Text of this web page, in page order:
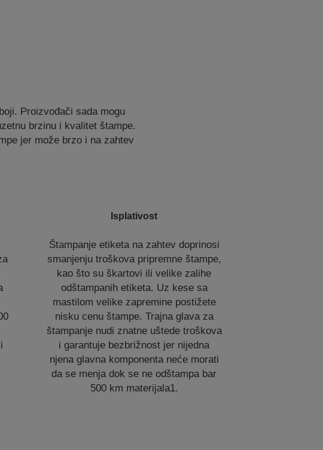
Proizvođači sada mogu
brzinu i kvalitet štampe.
jer može brzo i na zahtev
Isplativost
Štampanje etiketa na zahtev doprinosi
smanjenju troškova pripremne štampe,
kao što su škartovi ili velike zalihe
odštampanih etiketa. Uz kese sa
mastilom velike zapremine postižete
nisku cenu štampe. Trajna glava za
štampanje nudi znatne uštede troškova
i garantuje bezbrižnost jer nijedna
njena glavna komponenta neće morati
da se menja dok se ne odštampa bar
500 km materijala1.